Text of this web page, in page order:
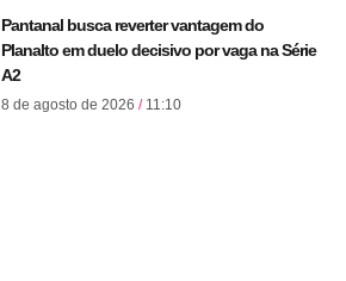
Pantanal busca reverter vantagem do
Planalto em duelo decisivo por vaga na Série
A2
8 de agosto de 2026 11:10